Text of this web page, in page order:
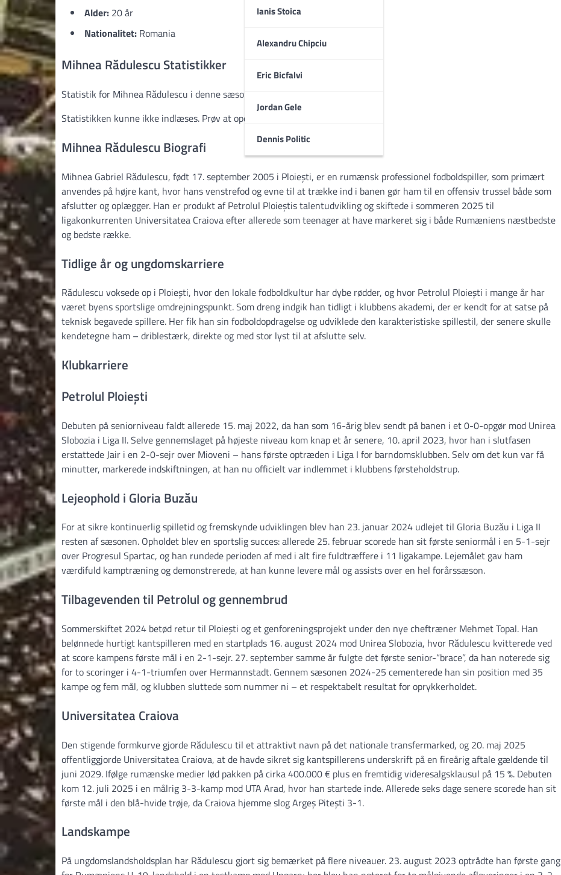
Ianis Stoica
Alexandru Chipciu
Eric Bicfalvi
Jordan Gele
Dennis Politic
Alder: 20 år
Nationalitet: Romania
Mihnea Rădulescu Statistikker
Statistik for Mihnea Rădulescu i denne sæson, på tværs af alle turneringer:
Statistikken kunne ikke indlæses. Prøv at opdatere siden.
Mihnea Rădulescu Biografi
Mihnea Gabriel Rădulescu, født 17. september 2005 i Ploiești, er en rumænsk professionel fodboldspiller, som primært
anvendes på højre kant, hvor hans venstrefod og evne til at trække ind i banen gør ham til en offensiv trussel både som
afslutter og oplægger. Han er produkt af Petrolul Ploieștis talentudvikling og skiftede i sommeren 2025 til
ligakonkurrenten Universitatea Craiova efter allerede som teenager at have markeret sig i både Rumæniens næstbedste
og bedste række.
Tidlige år og ungdomskarriere
Rădulescu voksede op i Ploiești, hvor den lokale fodboldkultur har dybe rødder, og hvor Petrolul Ploiești i mange år har
været byens sportslige omdrejningspunkt. Som dreng indgik han tidligt i klubbens akademi, der er kendt for at satse på
teknisk begavede spillere. Her fik han sin fodboldopdragelse og udviklede den karakteristiske spillestil, der senere skulle
kendetegne ham – driblestærk, direkte og med stor lyst til at afslutte selv.
Klubkarriere
Petrolul Ploiești
Debuten på seniorniveau faldt allerede 15. maj 2022, da han som 16-årig blev sendt på banen i et 0-0-opgør mod Unirea
Slobozia i Liga II. Selve gennemslaget på højeste niveau kom knap et år senere, 10. april 2023, hvor han i slutfasen
erstattede Jair i en 2-0-sejr over Mioveni – hans første optræden i Liga I for barndomsklubben. Selv om det kun var få
minutter, markerede indskiftningen, at han nu officielt var indlemmet i klubbens førsteholdstrup.
Lejeophold i Gloria Buzău
For at sikre kontinuerlig spilletid og fremskynde udviklingen blev han 23. januar 2024 udlejet til Gloria Buzău i Liga II
resten af sæsonen. Opholdet blev en sportslig succes: allerede 25. februar scorede han sit første seniormål i en 5-1-sejr
over Progresul Spartac, og han rundede perioden af med i alt fire fuldtræffere i 11 ligakampe. Lejemålet gav ham
værdifuld kamptræning og demonstrerede, at han kunne levere mål og assists over en hel forårssæson.
Tilbagevenden til Petrolul og gennembrud
Sommerskiftet 2024 betød retur til Ploiești og et genforeningsprojekt under den nye cheftræner Mehmet Topal. Han
belønnede hurtigt kantspilleren med en startplads 16. august 2024 mod Unirea Slobozia, hvor Rădulescu kvitterede ved
at score kampens første mål i en 2-1-sejr. 27. september samme år fulgte det første senior-“brace”, da han noterede sig
for to scoringer i 4-1-triumfen over Hermannstadt. Gennem sæsonen 2024-25 cementerede han sin position med 35
kampe og fem mål, og klubben sluttede som nummer ni – et respektabelt resultat for oprykkerholdet.
Universitatea Craiova
Den stigende formkurve gjorde Rădulescu til et attraktivt navn på det nationale transfermarked, og 20. maj 2025
offentliggjorde Universitatea Craiova, at de havde sikret sig kantspillerens underskrift på en fireårig aftale gældende til
juni 2029. Ifølge rumænske medier lød pakken på cirka 400.000 € plus en fremtidig videresalgsklausul på 15 %. Debuten
kom 12. juli 2025 i en målrig 3-3-kamp mod UTA Arad, hvor han startede inde. Allerede seks dage senere scorede han sit
første mål i den blå-hvide trøje, da Craiova hjemme slog Argeș Pitești 3-1.
Landskampe
På ungdomslandsholdsplan har Rădulescu gjort sig bemærket på flere niveauer. 23. august 2023 optrådte han første gang